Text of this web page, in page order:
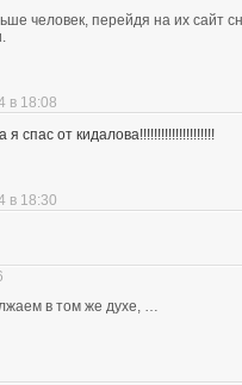
человек, перейдя на их сайт
в 18:08
спас от кидалова!!!!!!!!!!!!!!!!!!!!!
в 18:30
в том же духе, …